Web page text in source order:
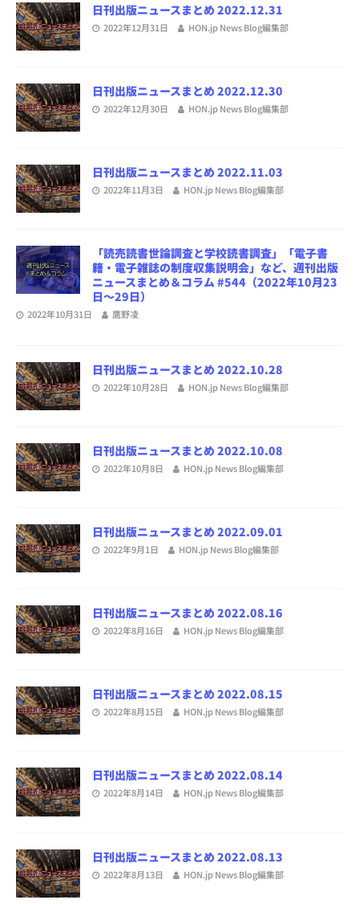
日刊出版ニュースまとめ 2022.12.31
2022年12月31日 HON.jp News Blog編集部
日刊出版ニュースまとめ 2022.12.30
2022年12月30日 HON.jp News Blog編集部
日刊出版ニュースまとめ 2022.11.03
2022年11月3日 HON.jp News Blog編集部
「読売読書世論調査と学校読書調査」「電子書
籍・電子雑誌の制度収集説明会」など、週刊出版
ニュースまとめ＆コラム #544（2022年10月23
日～29日）
2022年10月31日 鷹野凌
日刊出版ニュースまとめ 2022.10.28
2022年10月28日 HON.jp News Blog編集部
日刊出版ニュースまとめ 2022.10.08
2022年10月8日 HON.jp News Blog編集部
日刊出版ニュースまとめ 2022.09.01
2022年9月1日 HON.jp News Blog編集部
日刊出版ニュースまとめ 2022.08.16
2022年8月16日 HON.jp News Blog編集部
日刊出版ニュースまとめ 2022.08.15
2022年8月15日 HON.jp News Blog編集部
日刊出版ニュースまとめ 2022.08.14
2022年8月14日 HON.jp News Blog編集部
日刊出版ニュースまとめ 2022.08.13
2022年8月13日 HON.jp News Blog編集部